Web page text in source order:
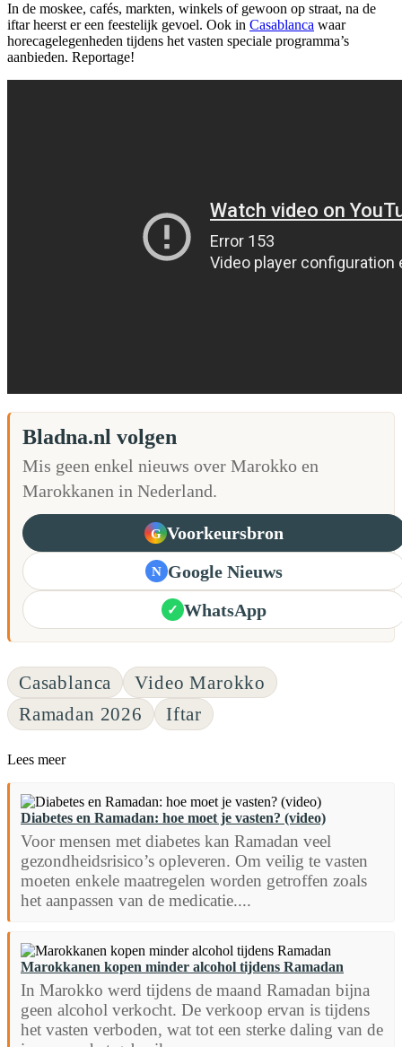
In de moskee, cafés, markten, winkels of gewoon op straat, na de
iftar heerst er een feestelijk gevoel. Ook in Casablanca waar
horecagelegenheden tijdens het vasten speciale programma’s
aanbieden. Reportage!
Bladna.nl volgen
Mis geen enkel nieuws over Marokko en
Marokkanen in Nederland.
G Voorkeursbron
N Google Nieuws
✓ WhatsApp
Casablanca
Video Marokko
Ramadan 2026
Iftar
Lees meer
Diabetes en Ramadan: hoe moet je vasten? (video)
Voor mensen met diabetes kan Ramadan veel
gezondheidsrisico’s opleveren. Om veilig te vasten
moeten enkele maatregelen worden getroffen zoals
het aanpassen van de medicatie....
Marokkanen kopen minder alcohol tijdens Ramadan
In Marokko werd tijdens de maand Ramadan bijna
geen alcohol verkocht. De verkoop ervan is tijdens
het vasten verboden, wat tot een sterke daling van de